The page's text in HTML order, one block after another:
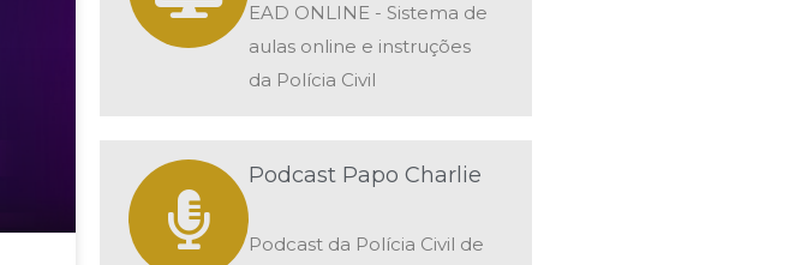
EAD ONLINE - Sistema de
aulas online e instruções
da Polícia Civil
Podcast Papo Charlie
Podcast da Polícia Civil de